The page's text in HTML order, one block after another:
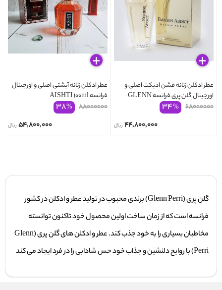
عطر ادکلن زنانه فشن ادیکت اصلی و
اورجینال گلن پری فرانسه GLENN
PERRI FASHION ADDICT
۶۸۰۰۰۰۰۰ ۳۴%
۴۴,۸۰۰,۰۰۰ ریال
عطر ادکلن زنانه آیشتی اصلی و اورجینال
فرانسه AISHTI 100ml
۸۸۰۰۰۰۰۰ ۳۸%
۵۴,۸۰۰,۰۰۰ ریال
گلن پری (Glenn Perri) برندی محبوب در تولید عطر و ادکلن در کشور
فرانسه است که از زمان ساخت اولین محصول خود تاکنون توانسته
مخاطبان بسیاری را به خود جذب کند. عطر و ادکلن های گلن پری (Glenn
Perri) با روایح دلنشین و جذاب خود حس شادابی را در فرد ایجاد می کند